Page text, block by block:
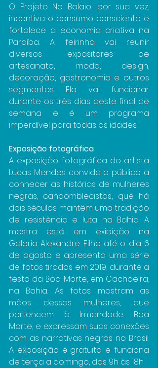
O Projeto No Balaio, por sua vez,
incentiva o consumo consciente e
fortalece a economia criativa na
Paraíba. A feirinha vai reunir
diversos expositores de
artesanato, moda, design,
decoração, gastronomia e outros
segmentos. Ela vai funcionar
durante os três dias deste final de
semana e é um programa
imperdível para todas as idades.
Exposição fotográfica
A exposição fotográfica do artista
Lucas Mendes convida o público a
conhecer as histórias de mulheres
negras, candomblecistas, que há
dois séculos mantêm uma tradição
de resistência e luta na Bahia. A
mostra está em exibição na
Galeria Alexandre Filho até o dia 6
de agosto e apresenta uma série
de fotos tiradas em 2019, durante a
festa da Boa Morte, em Cachoeira,
na Bahia. As fotos mostram as
mãos dessas mulheres, que
pertencem à Irmandade Boa
Morte, e expressam suas conexões
com as narrativas negras no Brasil.
A exposição é gratuita e funciona
de terça a domingo, das 9h às 18h